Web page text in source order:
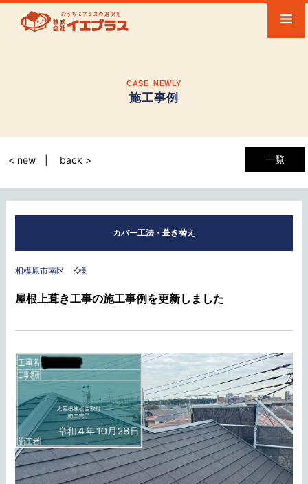
CASE_NEWLY
施工事例
一覧
< new back >
カバー工法・葺き替え
相模原市南区 K様
屋根上葺き工事の施工事例を更新しました